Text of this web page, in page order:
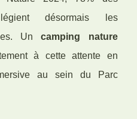
désormais les
Uncamping nature
à cette attente en
au sein du Parc